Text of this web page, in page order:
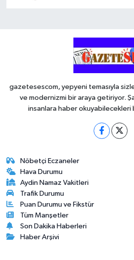
gazetesescom, yepyeni temasıyla
ve modernizmi bir araya getiriyor.
insanlara haber okuyabilecekleri
Nöbetçi Eczaneler
Hava Durumu
Aydin Namaz Vakitleri
Trafik Durumu
Puan Durumu ve Fikstür
Tüm Manşetler
Son Dakika Haberleri
Haber Arşivi